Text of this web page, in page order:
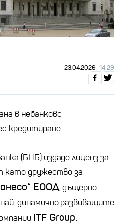
23.04.2026 14:29
в небанково
кредитиране
(БНБ) издаде лиценз за
като дружество за
ЕООД, дъщерно
динамично развиващите
ITF Group.